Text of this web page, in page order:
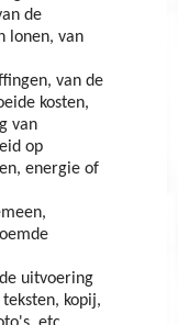
de
lonen, van
van de
kosten,
van
op
energie of
uitvoering
kopij,